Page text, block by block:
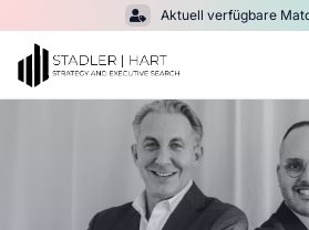
 Aktuell verfügbare